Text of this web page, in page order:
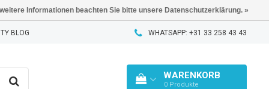
BLOG WHATSAPP: +31 33 258 43 43
WARENKORB
0 Produkte
Informationen beachten Sie bitte unsere Datenschutzerklärung. »